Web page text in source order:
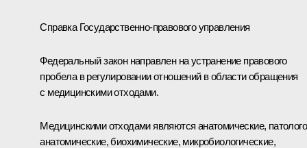
Справка Государственно-правового управления
Федеральный закон направлен на устранение правового
пробела в регулировании отношений в области обращения
с медицинскими отходами.
Медицинскими отходами являются анатомические,
анатомические, биохимические, микробиологические,